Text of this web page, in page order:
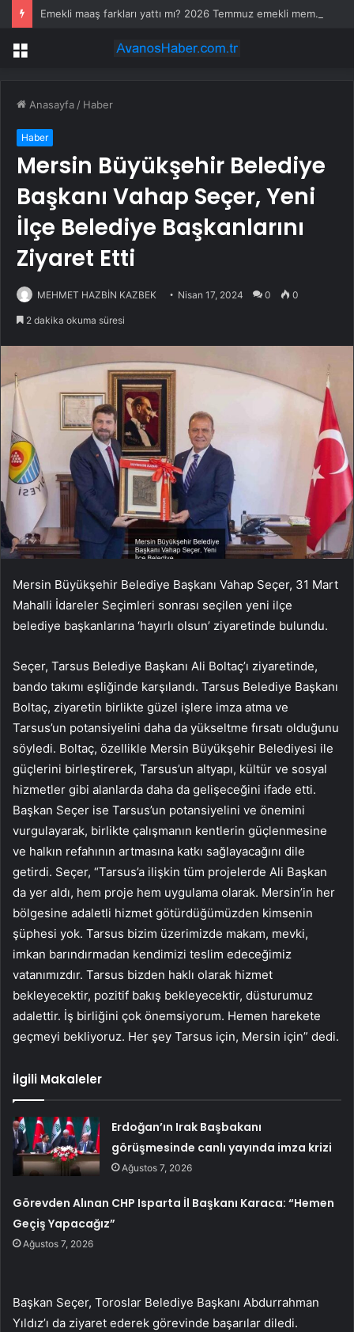
Emekli maaş farkları yattı mı? 2026 Temmuz emekli memur maaş farkları ne zaman yatacak? SSK, BAĞKUR 4A, 4A, 4C emekli maaş farkı ödeme günleri
Menü
Anasayfa / Haber
Haber
Mersin Büyükşehir Belediye
Başkanı Vahap Seçer, Yeni
İlçe Belediye Başkanlarını
Ziyaret Etti
MEHMET HAZBİN KAZBEK Nisan 17, 2024 0 0
2 dakika okuma süresi
Mersin Büyükşehir Belediye Başkanı Vahap Seçer, 31 Mart
Mahalli İdareler Seçimleri sonrası seçilen yeni ilçe
belediye başkanlarına ‘hayırlı olsun’ ziyaretinde bulundu.
Seçer, Tarsus Belediye Başkanı Ali Boltaç’ı ziyaretinde,
bando takımı eşliğinde karşılandı. Tarsus Belediye Başkanı
Boltaç, ziyaretin birlikte güzel işlere imza atma ve
Tarsus’un potansiyelini daha da yükseltme fırsatı olduğunu
söyledi. Boltaç, özellikle Mersin Büyükşehir Belediyesi ile
güçlerini birleştirerek, Tarsus’un altyapı, kültür ve sosyal
hizmetler gibi alanlarda daha da gelişeceğini ifade etti.
Başkan Seçer ise Tarsus’un potansiyelini ve önemini
vurgulayarak, birlikte çalışmanın kentlerin güçlenmesine
ve halkın refahının artmasına katkı sağlayacağını dile
getirdi. Seçer, “Tarsus’a ilişkin tüm projelerde Ali Başkan
da yer aldı, hem proje hem uygulama olarak. Mersin’in her
bölgesine adaletli hizmet götürdüğümüzden kimsenin
şüphesi yok. Tarsus bizim üzerimizde makam, mevki,
imkan barındırmadan kendimizi teslim edeceğimiz
vatanımızdır. Tarsus bizden haklı olarak hizmet
bekleyecektir, pozitif bakış bekleyecektir, düsturumuz
adalettir. İş birliğini çok önemsiyorum. Hemen harekete
geçmeyi bekliyoruz. Her şey Tarsus için, Mersin için” dedi.
İlgili Makaleler
Erdoğan’ın Irak Başbakanı
görüşmesinde canlı yayında imza krizi
Ağustos 7, 2026
Görevden Alınan CHP Isparta İl Başkanı Karaca: “Hemen
Geçiş Yapacağız”
Ağustos 7, 2026
Başkan Seçer, Toroslar Belediye Başkanı Abdurrahman
Yıldız’ı da ziyaret ederek görevinde başarılar diledi.